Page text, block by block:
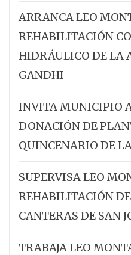
ARRANCA LEO
REHABILITACIÓN
HIDRÁULICO DE LA
GANDHI
INVITA MUNICIPIO
DONACIÓN DE
QUINCENARIO DE
SUPERVISA LEO
REHABILITACIÓN
CANTERAS DE SAN
TRABAJA LEO